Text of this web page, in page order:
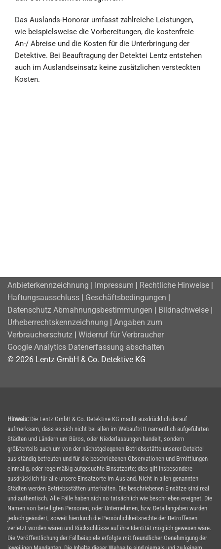
Das Auslands-Honorar umfasst zahlreiche Leistungen,
wie beispielsweise die Vorbereitungen, die kostenfreie
An-/ Abreise und die Kosten für die Unterbringung der
Detektive. Bei Beauftragung der Detektei Lentz entstehen
auch im Auslandseinsatz keine zusätzlichen versteckten
Kosten.
Anbieterkennzeichnung | Impressum | Rechtliche Hinweise |
Haftungsausschluss | Geschäftsbedingungen |
Datenschutz Abmahnungsbestimmungen | Bildnachweise |
Urheberrechtskennzeichnung | Angaben zum
Verbraucherschutz | Widerruf für Verbraucher
Google Analytics Datenerfassung abschalten
© 2026 Lentz GmbH & Co. Detektive KG
Hinweis: Die Lentz GmbH & Co. Detektive KG macht ausdrücklich darauf
aufmerksam, dass es sich nicht bei allen im Webauftritt namentlich aufgeführten
Städten und Ländern um Büros, oder Niederlassungen handelt, sondern
größtenteils auch um von der nächstgelegenen Betriebsstätte unserer Detektei
aus ständig betreuten und für die beschriebenen Observationen und Ermittlungen
einmalig, oder regelmäßig aufgesuchte Einsatzorte; dies gilt insbesondere
ausdrücklich für alle unsere Einsatzorte im Ausland. Nicht in allen genannten
Städten werden Betriebsstätten unterhalten. Die beschriebenen Einsätze sind real
und authentisch. Alle Fälle haben sich so tatsächlich wie beschrieben ereignet. Die
Namen von beteiligten Personen, oder Unternehmen, bzw. Detailangaben wurden
jedoch geändert, soweit hierdurch die Persönlichkeitsrechte der Betroffenen
verletzt worden wären und Rückschlüsse auf ihre Identität möglich gewesen wäre.
Die Veröffentlichung der Fallbeispiele erfolgte mit freundlicher Genehmigung der